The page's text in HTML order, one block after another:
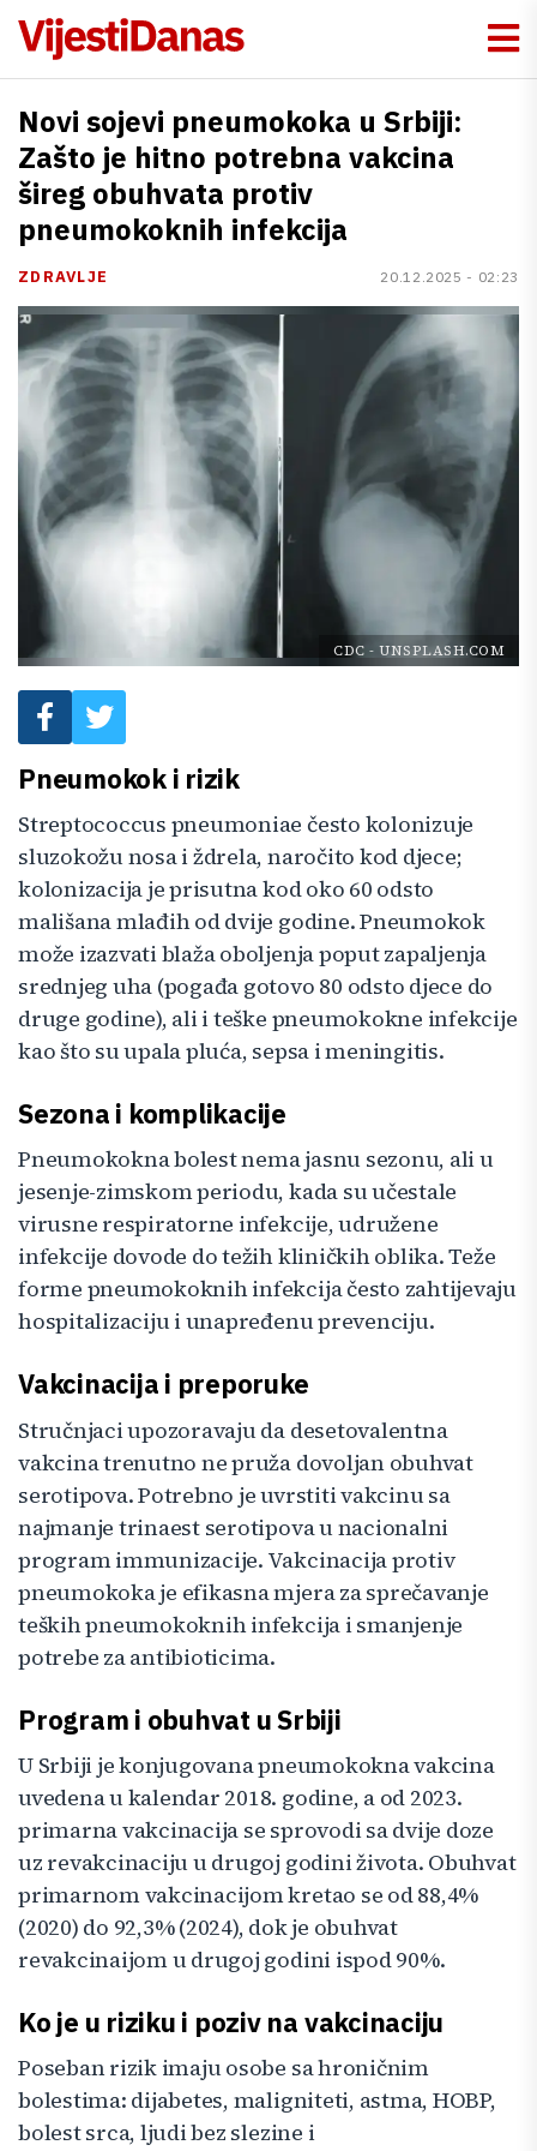
Novi sojevi pneumokoka u Srbiji:
Zašto je hitno potrebna vakcina
šireg obuhvata protiv
pneumokoknih infekcija
ZDRAVLJE 20.12.2025 - 02:23
CDC - UNSPLASH.COM
Pneumokok i rizik
Streptococcus pneumoniae često kolonizuje
sluzokožu nosa i ždrela, naročito kod djece;
kolonizacija je prisutna kod oko 60 odsto
mališana mlađih od dvije godine. Pneumokok
može izazvati blaža oboljenja poput zapaljenja
srednjeg uha (pogađa gotovo 80 odsto djece do
druge godine), ali i teške pneumokokne infekcije
kao što su upala pluća, sepsa i meningitis.
Sezona i komplikacije
Pneumokokna bolest nema jasnu sezonu, ali u
jesenje-zimskom periodu, kada su učestale
virusne respiratorne infekcije, udružene
infekcije dovode do težih kliničkih oblika. Teže
forme pneumokoknih infekcija često zahtijevaju
hospitalizaciju i unapređenu prevenciju.
Vakcinacija i preporuke
Stručnjaci upozoravaju da desetovalentna
vakcina trenutno ne pruža dovoljan obuhvat
serotipova. Potrebno je uvrstiti vakcinu sa
najmanje trinaest serotipova u nacionalni
program immunizacije. Vakcinacija protiv
pneumokoka je efikasna mjera za sprečavanje
teških pneumokoknih infekcija i smanjenje
potrebe za antibioticima.
Program i obuhvat u Srbiji
U Srbiji je konjugovana pneumokokna vakcina
uvedena u kalendar 2018. godine, a od 2023.
primarna vakcinacija se sprovodi sa dvije doze
uz revakcinaciju u drugoj godini života. Obuhvat
primarnom vakcinacijom kretao se od 88,4%
(2020) do 92,3% (2024), dok je obuhvat
revakcinaijom u drugoj godini ispod 90%.
Ko je u riziku i poziv na vakcinaciju
Poseban rizik imaju osobe sa hroničnim
bolestima: dijabetes, maligniteti, astma, HOBP,
bolest srca, ljudi bez slezine i